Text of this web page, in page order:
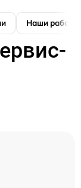
Наши работы